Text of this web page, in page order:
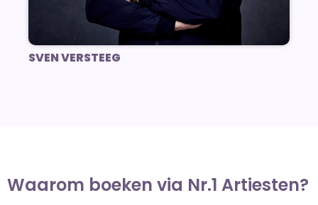
SVEN VERSTEEG
Waarom boeken via Nr.1 Artiesten?